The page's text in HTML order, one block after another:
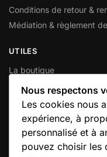
Conditions de retour &
Médiation & règlement
UTILES
La boutique
Mon compte
Votre panier
Contactez-nous
INFORMATIONS
Nous respectons
Les cookies nous
expérience, à
personnalisé et à
pouvez choisir les